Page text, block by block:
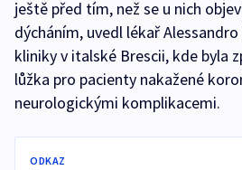
ještě před tím, než se u nich
dýcháním, uvedl lékař
kliniky v italské Brescii, kde byla
lůžka pro pacienty nakažené
neurologickými komplikacemi.
ODKAZ